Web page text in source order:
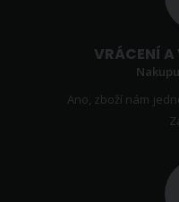
VRÁCENÍ
Ano, zboží nám